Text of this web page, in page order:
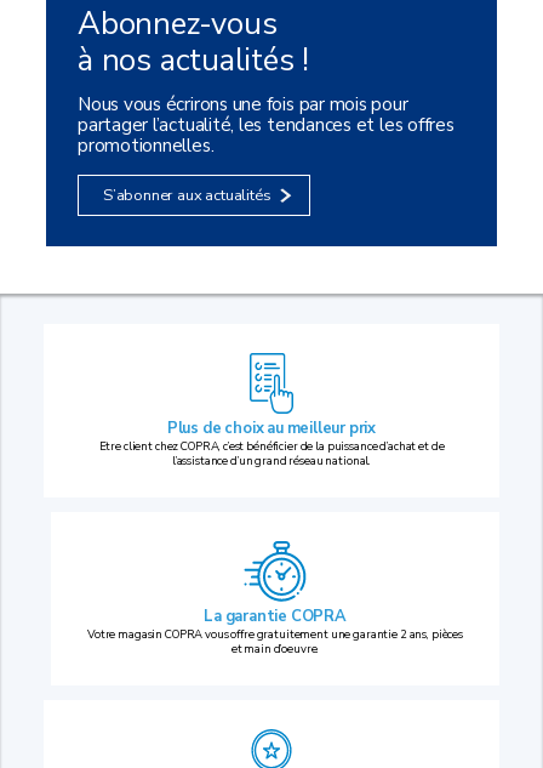
Abonnez-vous
à nos actualités !
Nous vous écrirons une fois par mois pour
partager l’actualité, les tendances et les offres
promotionnelles.
S’abonner aux actualités
Plus de choix au meilleur prix
Etre client chez COPRA, c’est bénéficier de la puissance d’achat et de
l’assistance d’un grand réseau national.
La garantie COPRA
Votre magasin COPRA vous offre gratuitement une garantie 2 ans, pièces
et main d’oeuvre.